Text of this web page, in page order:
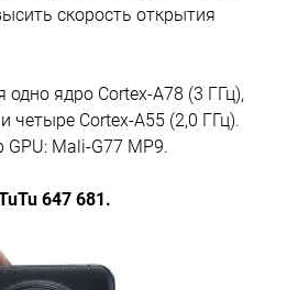
скорость открытия
одно ядро Cortex-A78 (3 ГГц),
четыре Cortex-A55 (2,0 ГГц).
GPU: Mali-G77 MP9.
647 681.